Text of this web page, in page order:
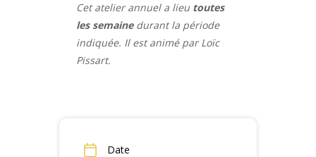
Cet atelier annuel a lieu toutes
les semaine durant la période
indiquée. Il est animé par Loïc
Pissart.
Date